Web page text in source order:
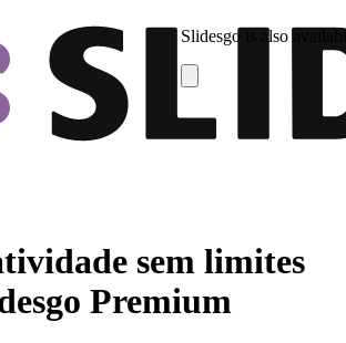
Slidesgo is also
sem limites
Premium